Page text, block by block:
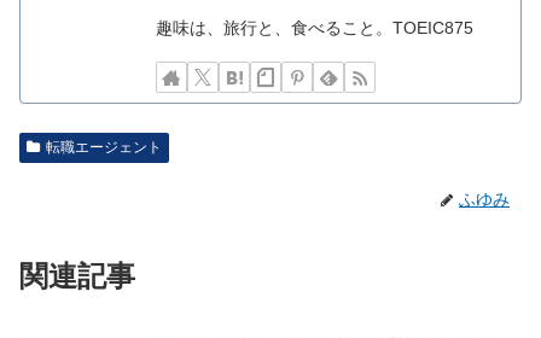
趣味は、旅行と、食べること。TOEIC875
転職エージェント
ふゆみ
関連記事